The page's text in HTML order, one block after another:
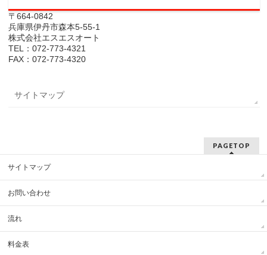
〒664-0842
兵庫県伊丹市森本5-55-1
株式会社エスエスオート
TEL：072-773-4321
FAX：072-773-4320
サイトマップ
PAGETOP
サイトマップ
お問い合わせ
流れ
料金表